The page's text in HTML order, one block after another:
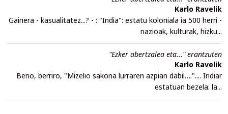
Karlo Ravelik
Gainera - kasualitatez...? - : "India": estatu koloniala ia 500 herri -
nazioak, kulturak, hizku...
"Ezker abertzalea eta..." erantzuten
Karlo Ravelik
Beno, berriro, "Mizelio sakona lurraren azpian dabil….".... Indiar
estatuan bezela: la...